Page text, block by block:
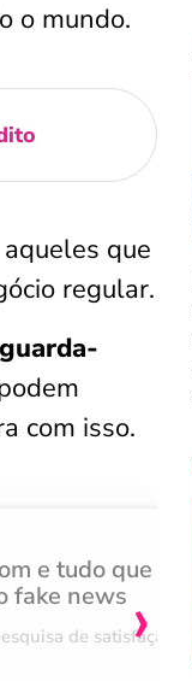
o mundo.
que
regular.
com isso.
e tudo que
fake news
de satisfação
›